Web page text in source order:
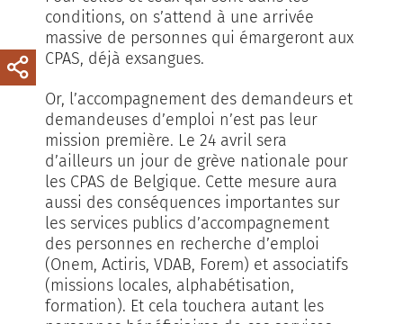
conditions, on s’attend à une arrivée
massive de personnes qui émargeront aux
CPAS, déjà exsangues.
Or, l’accompagnement des demandeurs et
demandeuses d’emploi n’est pas leur
mission première. Le 24 avril sera
d’ailleurs un jour de grève nationale pour
les CPAS de Belgique. Cette mesure aura
aussi des conséquences importantes sur
les services publics d’accompagnement
des personnes en recherche d’emploi
(Onem, Actiris, VDAB, Forem) et associatifs
(missions locales, alphabétisation,
formation). Et cela touchera autant les